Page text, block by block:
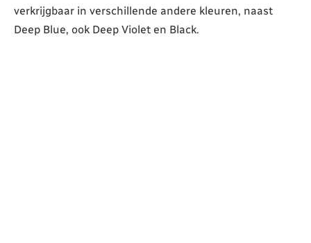
verkrijgbaar in verschillende andere kleuren, naast
Deep Blue, ook Deep Violet en Black.